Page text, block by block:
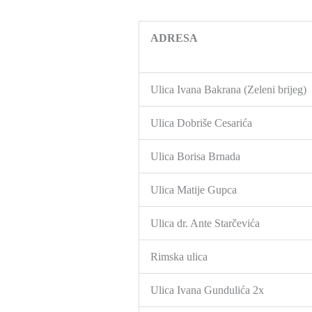
ADRESA
Ulica Ivana Bakrana (Zeleni brijeg)
Ulica Dobriše Cesarića
Ulica Borisa Brnada
Ulica Matije Gupca
Ulica dr. Ante Starčevića
Rimska ulica
Ulica Ivana Gundulića 2x